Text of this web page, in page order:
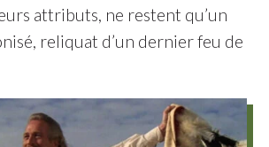
attributs, ne restent qu’un
reliquat d’un dernier feu de